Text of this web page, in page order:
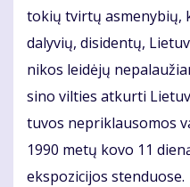
to­kių tvir­tų as­me­ny­bių,
da­ly­vių, di­si­den­tų,
ni­kos lei­dė­jų
si­no vil­ties at­kur­ti
tu­vos ne­pri­klau­so­mos
1990 me­tų ko­vo 11
eks­po­zi­ci­jos sten­duo­se.